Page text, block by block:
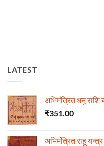
LATEST
अभिमंत्रित धनु राशि
₹351.00
अभिमंत्रित राहू यन्त्र